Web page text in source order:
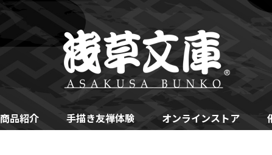
商品紹介 手描き友禅体験 オンラインストア